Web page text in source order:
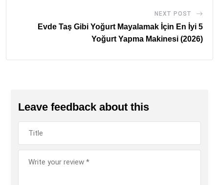
NEXT POST
Evde Taş Gibi Yoğurt Mayalamak İçin En İyi 5
Yoğurt Yapma Makinesi (2026)
Leave feedback about this